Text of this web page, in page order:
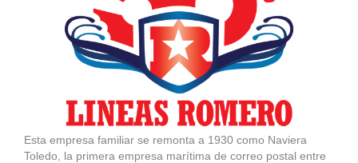
Esta empresa familiar se remonta a 1930 como Naviera
Toledo, la primera empresa marítima de correo postal entre